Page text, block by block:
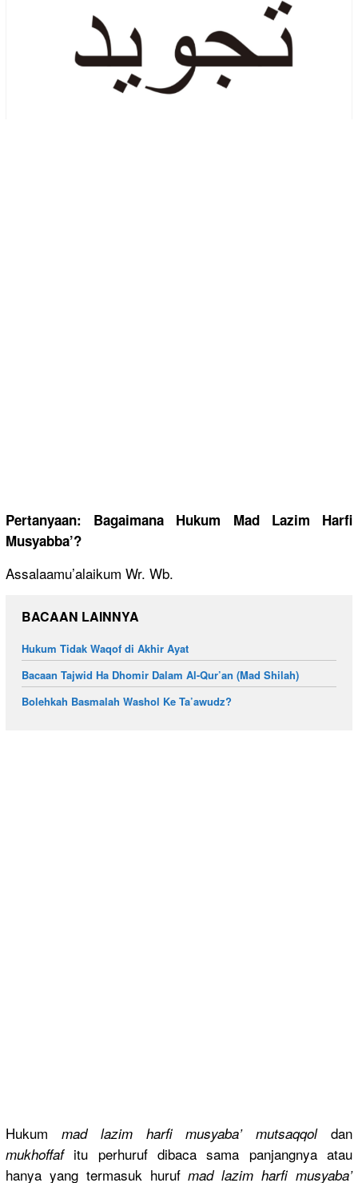
Pertanyaan: Bagaimana Hukum Mad Lazim Harfi
Musyabba’?
Assalaamu’alaikum Wr. Wb.
BACAAN LAINNYA
Hukum Tidak Waqof di Akhir Ayat
Bacaan Tajwid Ha Dhomir Dalam Al-Qur’an (Mad Shilah)
Bolehkah Basmalah Washol Ke Ta’awudz?
Hukum mad lazim harfi musyaba’ mutsaqqoldan
mukhoffafitu perhuruf dibaca sama panjangnya atau
hanya yang termasuk hurufmad lazim harfi musyaba’